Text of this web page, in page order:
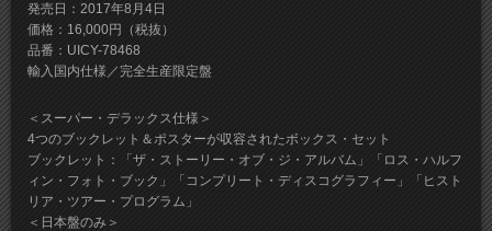
発売日：2017年8月4日
価格：16,000円（税抜）
品番：UICY-78468
輸入国内仕様／完全生産限定盤
＜スーパー・デラックス仕様＞
4つのブックレット＆ポスターが収容されたボックス・セット
ブックレット：「ザ・ストーリー・オブ・ジ・アルバム」「ロス・ハルフ
ィン・フォト・ブック」「コンプリート・ディスコグラフィー」「ヒスト
リア・ツアー・プログラム」
＜日本盤のみ＞